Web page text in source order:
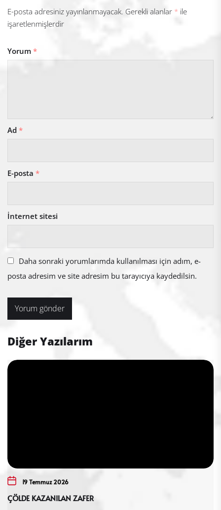
E-posta adresiniz yayınlanmayacak. Gerekli alanlar * ile
işaretlenmişlerdir
Yorum *
Ad *
E-posta *
İnternet sitesi
Daha sonraki yorumlarımda kullanılması için adım, e-
posta adresim ve site adresim bu tarayıcıya kaydedilsin.
Diğer Yazılarım
19 Temmuz 2026
ÇÖLDE KAZANILAN ZAFER